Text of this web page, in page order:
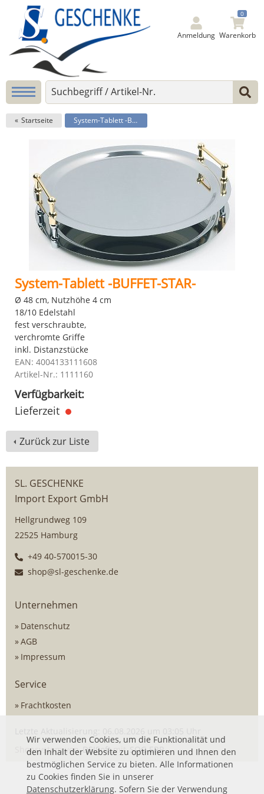
Anmeldung
0
Warenkorb
Startseite System-Tablett -BUFFET-STAR-
System-Tablett -BUFFET-STAR-
Ø 48 cm, Nutzhöhe 4 cm
18/10 Edelstahl
fest verschraubte,
verchromte Griffe
inkl. Distanzstücke
EAN: 4004133111608
Artikel-Nr.: 1111160
Verfügbarkeit:
Lieferzeit
Zurück zur Liste
SL. GESCHENKE
Import Export GmbH
Hellgrundweg 109
22525 Hamburg
+49 40-570015-30
shop@sl-geschenke.de
Unternehmen
Datenschutz
AGB
Impressum
Service
Frachtkosten
Shopsystem vonDSISoftmit SOG ERP
Wir verwenden Cookies, um die Funktionalität und
den Inhalt der Website zu optimieren und Ihnen den
bestmöglichen Service zu bieten. Alle Informationen
zu Cookies finden Sie in unserer
Datenschutzerklärung. Sofern Sie der Verwendung